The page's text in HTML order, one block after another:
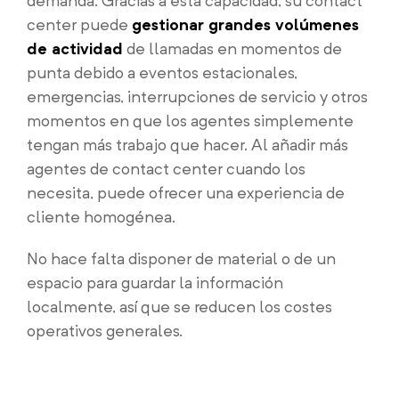
center puede gestionar grandes volúmenes
de actividad de llamadas en momentos de
punta debido a eventos estacionales,
emergencias, interrupciones de servicio y otros
momentos en que los agentes simplemente
tengan más trabajo que hacer. Al añadir más
agentes de contact center cuando los
necesita, puede ofrecer una experiencia de
cliente homogénea.
No hace falta disponer de material o de un
espacio para guardar la información
localmente, así que se reducen los costes
operativos generales.